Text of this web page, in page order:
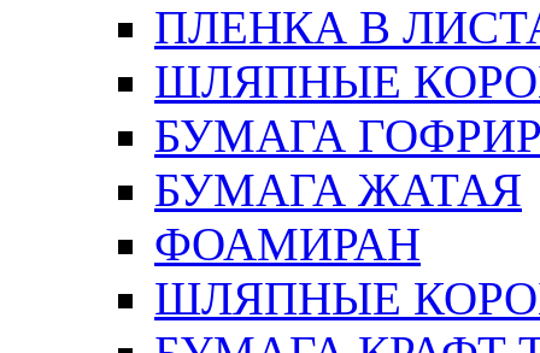
ПЛЕНКА В
ШЛЯПНЫЕ
БУМАГА
БУМАГА ЖАТАЯ
ФОАМИРАН
ШЛЯПНЫЕ